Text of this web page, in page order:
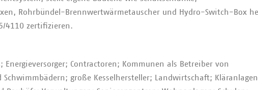
Rohrbündel-Brennwertwärmetauscher und Hydro-Switch-Box
4110 zertifizieren.
Contractoren; Kommunen als Betreiber von
Schwimmbädern; große Kesselhersteller; Landwirtschaft;